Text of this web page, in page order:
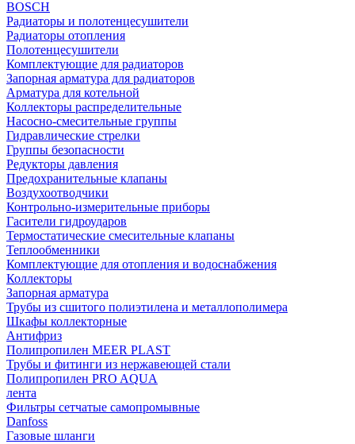
BOSCH
Радиаторы и полотенцесушители
Радиаторы отопления
Полотенцесушители
Комплектующие для радиаторов
Запорная арматура для радиаторов
Арматура для котельной
Коллекторы распределительные
Насосно-смесительные группы
Гидравлические стрелки
Группы безопасности
Редукторы давления
Предохранительные клапаны
Воздухоотводчики
Контрольно-измерительные приборы
Гасители гидроударов
Термостатические смесительные клапаны
Теплообменники
Комплектующие для отопления и водоснабжения
Коллекторы
Запорная арматура
Трубы из сшитого полиэтилена и металлополимера
Шкафы коллекторные
Антифриз
Полипропилен MEER PLAST
Трубы и фитинги из нержавеющей стали
Полипропилен PRO AQUA
лента
Фильтры сетчатые самопромывные
Danfoss
Газовые шланги